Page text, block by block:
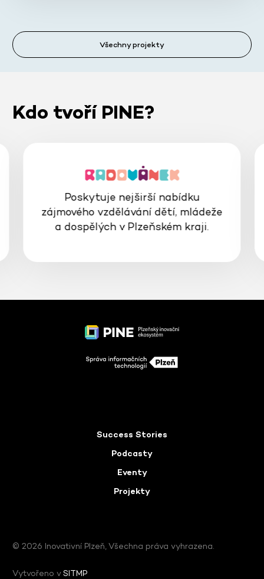
Všechny projekty
Kdo tvoří PINE?
Poskytuje nejširší nabídku
zájmového vzdělávání dětí, mládeže
a dospělých v Plzeňském kraji.
Success Stories
Podcasty
Eventy
Projekty
© 2026 Inovativní Plzeň, Všechna práva vyhrazena.
Vytvořeno vSITMP